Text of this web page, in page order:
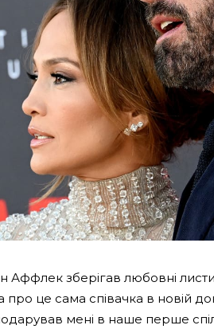
Аффлек зберігав любовні
про це сама співачка в новій
мені в наше перше